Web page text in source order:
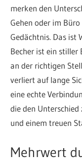
merken den
Gehen oder im
Gedächtnis. Das ist
Becher ist ein stiller
an der richtigen
verliert auf lange
eine echte
die den Unterschied
und einem treuen
Mehrwert